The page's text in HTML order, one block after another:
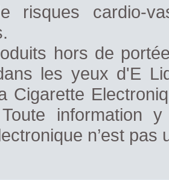
risques cardio-
hors de
les yeux d'E
Cigarette
Toute information
n’est pas